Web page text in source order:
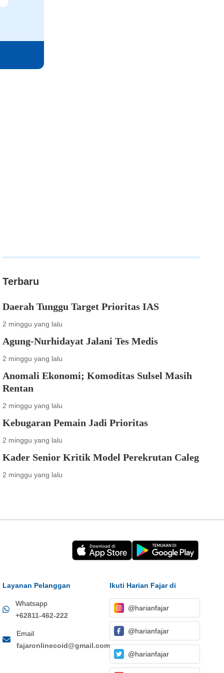
Terbaru
Daerah Tunggu Target Prioritas IAS
2 minggu yang lalu
Agung-Nurhidayat Jalani Tes Medis
2 minggu yang lalu
Anomali Ekonomi; Komoditas Sulsel Masih
Rentan
2 minggu yang lalu
Kebugaran Pemain Jadi Prioritas
2 minggu yang lalu
Kader Senior Kritik Model Perekrutan Caleg
2 minggu yang lalu
Layanan Pelanggan
Whatsapp
+62811-462-222
Email
fajaronlinecoid@gmail.com
Ikuti Harian Fajar di
@harianfajar
@harianfajar
@harianfajar